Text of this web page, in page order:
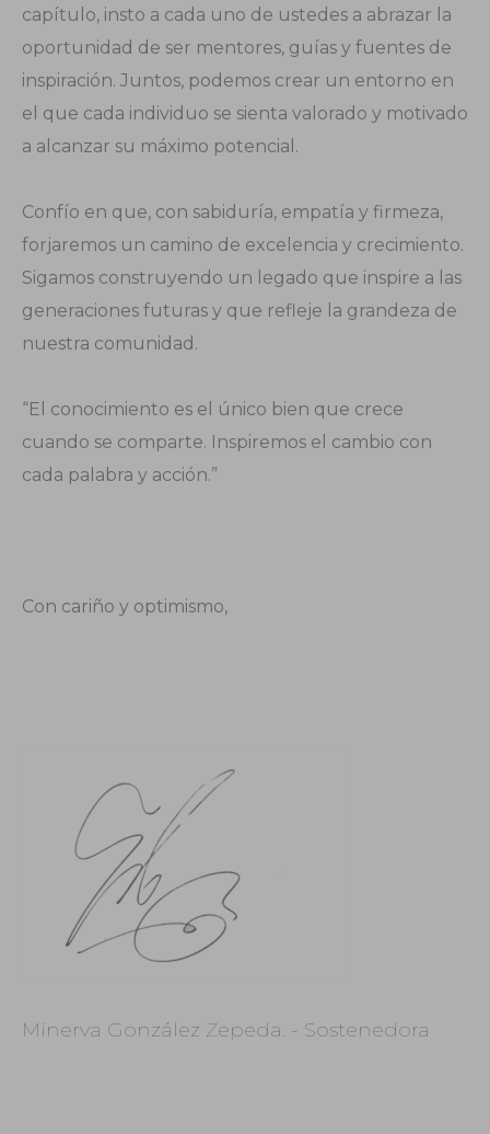
capítulo, insto a cada uno de ustedes a abrazar la
oportunidad de ser mentores, guías y fuentes de
inspiración. Juntos, podemos crear un entorno en
el que cada individuo se sienta valorado y motivado
a alcanzar su máximo potencial.
Confío en que, con sabiduría, empatía y firmeza,
forjaremos un camino de excelencia y crecimiento.
Sigamos construyendo un legado que inspire a las
generaciones futuras y que refleje la grandeza de
nuestra comunidad.
“El conocimiento es el único bien que crece
cuando se comparte. Inspiremos el cambio con
cada palabra y acción.”
Con cariño y optimismo,
Minerva González Zepeda. - Sostenedora